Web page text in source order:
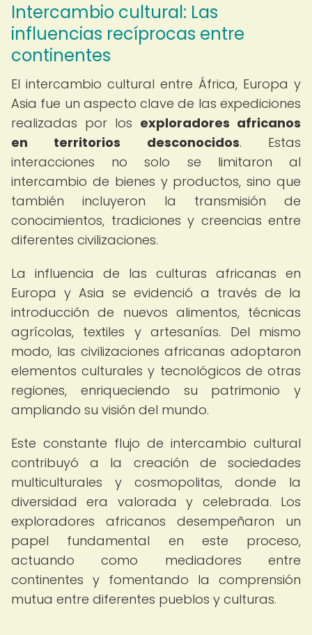
Intercambio cultural: Las
influencias recíprocas entre
continentes
El intercambio cultural entre África, Europa y
Asia fue un aspecto clave de las expediciones
realizadas por los exploradores africanos
en territorios desconocidos. Estas
interacciones no solo se limitaron al
intercambio de bienes y productos, sino que
también incluyeron la transmisión de
conocimientos, tradiciones y creencias entre
diferentes civilizaciones.
La influencia de las culturas africanas en
Europa y Asia se evidenció a través de la
introducción de nuevos alimentos, técnicas
agrícolas, textiles y artesanías. Del mismo
modo, las civilizaciones africanas adoptaron
elementos culturales y tecnológicos de otras
regiones, enriqueciendo su patrimonio y
ampliando su visión del mundo.
Este constante flujo de intercambio cultural
contribuyó a la creación de sociedades
multiculturales y cosmopolitas, donde la
diversidad era valorada y celebrada. Los
exploradores africanos desempeñaron un
papel fundamental en este proceso,
actuando como mediadores entre
continentes y fomentando la comprensión
mutua entre diferentes pueblos y culturas.